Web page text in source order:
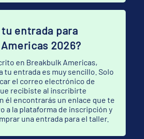
entrada para
2026?
en Breakbulk Americas,
tu entrada es muy sencillo. Solo
el correo electrónico de
recibiste al inscribirte
él encontrarás un enlace que te
a la plataforma de inscripción y
una entrada para el taller.